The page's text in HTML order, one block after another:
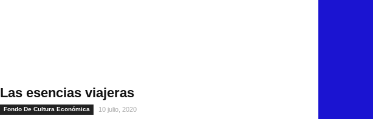
Las esencias viajeras
Fondo De Cultura Económica 10 julio, 2020